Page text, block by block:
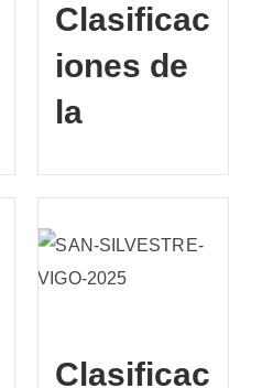
Clasificac
iones de
la
Clasificac